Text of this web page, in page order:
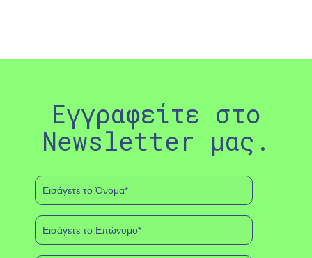
Εγγραφείτε στο
Newsletter μας.